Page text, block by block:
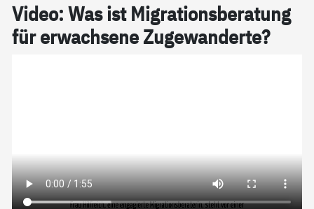
Vi­­deo: Was ist Mi­g­ra­­­ti­on­s­be­ra­­­tung
für er­wach­­­se­­­ne Zu­­­ge­wan­­der­­te?